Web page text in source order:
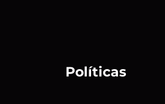
Políticas